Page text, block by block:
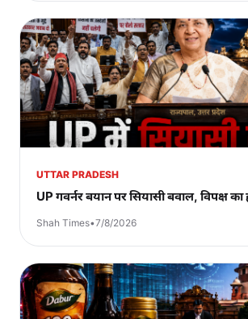
UTTAR PRADESH
UP गवर्नर बयान पर सियासी बवाल, विपक्ष
Shah Times•7/8/2026